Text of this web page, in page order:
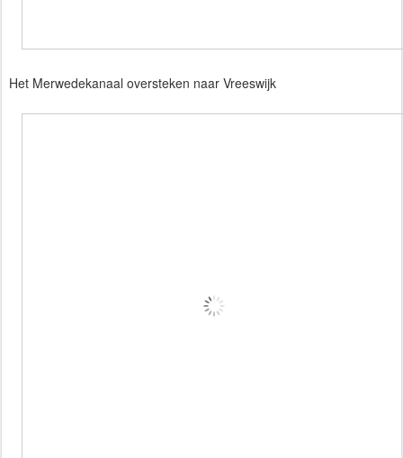
Het Merwedekanaal oversteken naar Vreeswijk